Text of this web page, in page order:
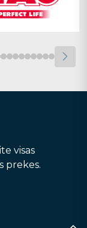
visas
prekes.